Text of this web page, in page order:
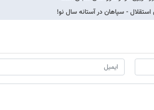
استقلال - سپاهان در آستانه سال نو!